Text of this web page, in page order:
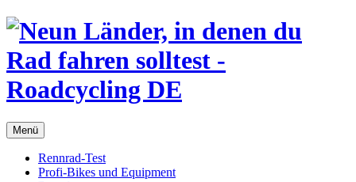
Menü
Rennrad-Test
Profi-Bikes und Equipment